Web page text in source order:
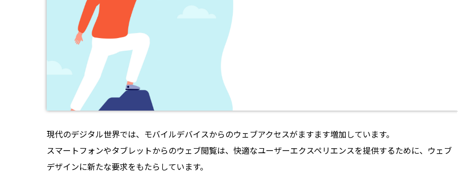
現代のデジタル世界では、モバイルデバイスからのウェブアクセスがますます増加しています。
スマートフォンやタブレットからのウェブ閲覧は、快適なユーザーエクスペリエンスを提供するために、ウェブ
デザインに新たな要求をもたらしています。